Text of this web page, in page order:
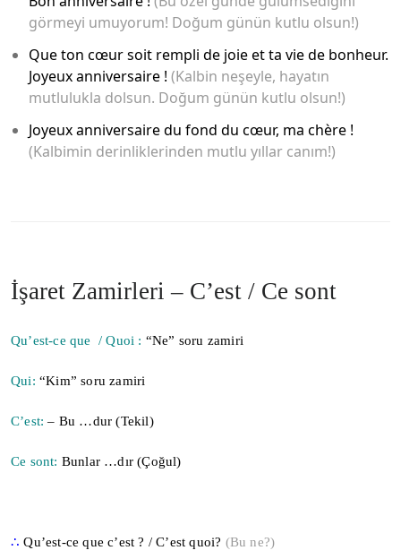
görmeyi umuyorum! Doğum günün kutlu olsun!)
Que ton cœur soit rempli de joie et ta vie de bonheur.
Joyeux anniversaire ! (Kalbin neşeyle, hayatın
mutlulukla dolsun. Doğum günün kutlu olsun!)
Joyeux anniversaire du fond du cœur, ma chère !
(Kalbimin derinliklerinden mutlu yıllar canım!)
İşaret Zamirleri – C’est / Ce sont
Qu’est-ce que / Quoi : “Ne” soru zamiri
Qui: “Kim” soru zamiri
C’est: – Bu …dur (Tekil)
Ce sont: Bunlar …dır (Çoğul)
∴ Qu’est-ce que c’est ? / C’est quoi? (Bu ne?)